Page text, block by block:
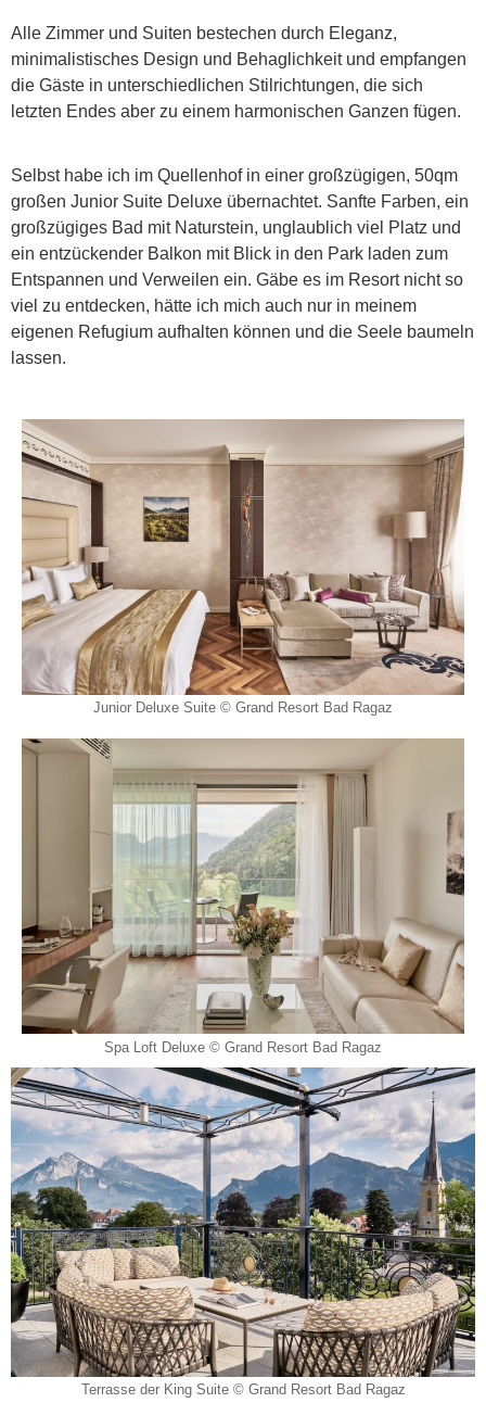
Alle Zimmer und Suiten bestechen durch Eleganz,
minimalistisches Design und Behaglichkeit und empfangen
die Gäste in unterschiedlichen Stilrichtungen, die sich
letzten Endes aber zu einem harmonischen Ganzen fügen.
Selbst habe ich im Quellenhof in einer großzügigen, 50qm
großen Junior Suite Deluxe übernachtet. Sanfte Farben, ein
großzügiges Bad mit Naturstein, unglaublich viel Platz und
ein entzückender Balkon mit Blick in den Park laden zum
Entspannen und Verweilen ein. Gäbe es im Resort nicht so
viel zu entdecken, hätte ich mich auch nur in meinem
eigenen Refugium aufhalten können und die Seele baumeln
lassen.
Junior Deluxe Suite © Grand Resort Bad Ragaz
Spa Loft Deluxe © Grand Resort Bad Ragaz
Terrasse der King Suite © Grand Resort Bad Ragaz